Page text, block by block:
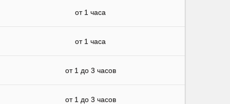
от 1 часа
от 1 часа
от 1 до 3 часов
от 1 до 3 часов